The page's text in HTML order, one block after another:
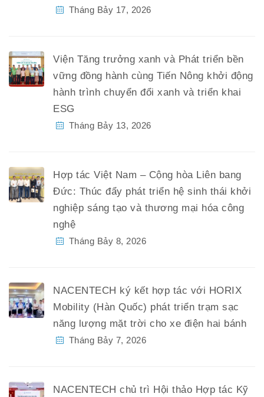
Tháng Bảy 17, 2026
Viện Tăng trưởng xanh và Phát triển bền
vững đồng hành cùng Tiến Nông khởi động
hành trình chuyển đổi xanh và triển khai
ESG
Tháng Bảy 13, 2026
Hợp tác Việt Nam – Cộng hòa Liên bang
Đức: Thúc đẩy phát triển hệ sinh thái khởi
nghiệp sáng tạo và thương mại hóa công
nghệ
Tháng Bảy 8, 2026
NACENTECH ký kết hợp tác với HORIX
Mobility (Hàn Quốc) phát triển trạm sạc
năng lượng mặt trời cho xe điện hai bánh
Tháng Bảy 7, 2026
NACENTECH chủ trì Hội thảo Hợp tác Kỹ